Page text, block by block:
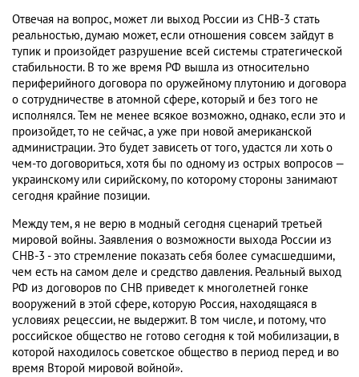
Отвечая на вопрос, может ли выход России из СНВ-3 стать
реальностью, думаю может, если отношения совсем зайдут в
тупик и произойдет разрушение всей системы стратегической
стабильности. В то же время РФ вышла из относительно
периферийного договора по оружейному плутонию и договора
о сотрудничестве в атомной сфере, который и без того не
исполнялся. Тем не менее всякое возможно, однако, если это и
произойдет, то не сейчас, а уже при новой американской
администрации. Это будет зависеть от того, удастся ли хоть о
чем-то договориться, хотя бы по одному из острых вопросов —
украинскому или сирийскому, по которому стороны занимают
сегодня крайние позиции.
Между тем, я не верю в модный сегодня сценарий третьей
мировой войны. Заявления о возможности выхода России из
СНВ-3 - это стремление показать себя более сумасшедшими,
чем есть на самом деле и средство давления. Реальный выход
РФ из договоров по СНВ приведет к многолетней гонке
вооружений в этой сфере, которую Россия, находящаяся в
условиях рецессии, не выдержит. В том числе, и потому, что
российское общество не готово сегодня к той мобилизации, в
которой находилось советское общество в период перед и во
время Второй мировой войной».